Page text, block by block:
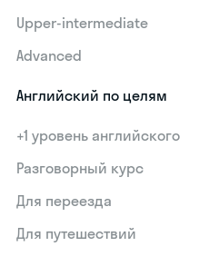
Upper-intermediate
Advanced
Английский по целям
+1 уровень английского
Разговорный курс
Для переезда
Для путешествий